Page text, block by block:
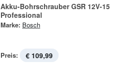
Akku-Bohrschrauber GSR 12V-15
Professional
Marke: Bosch
Preis: € 109,99